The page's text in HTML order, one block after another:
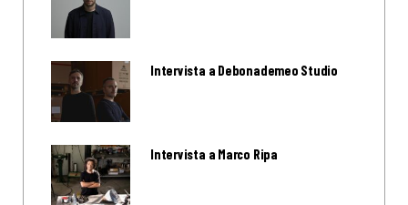
Intervista a Debonademeo Studio
Intervista a Marco Ripa